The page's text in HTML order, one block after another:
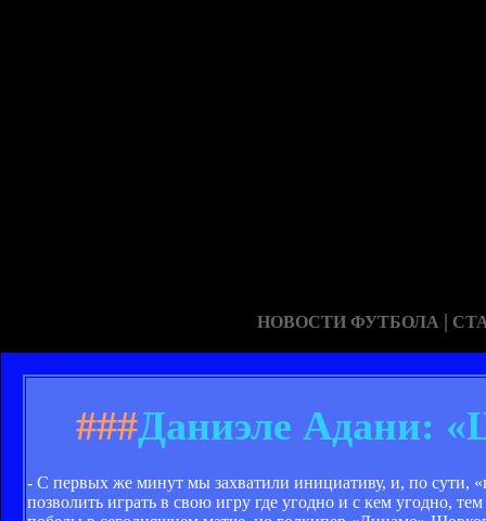
НОВОСТИ ФУТБОЛА |
###Даниэле Адани:
- С первых же минут мы захватили инициативу, и, по сути,
позволить играть в свою игру где угодно и с кем угодно,